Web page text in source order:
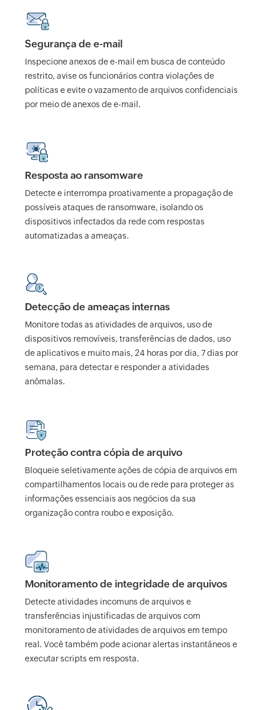
Segurança de e-mail
Inspecione anexos de e-mail em busca de conteúdo
restrito, avise os funcionários contra violações de
políticas e evite o vazamento de arquivos confidenciais
por meio de anexos de e-mail.
Resposta ao ransomware
Detecte e interrompa proativamente a propagação de
possíveis ataques de ransomware, isolando os
dispositivos infectados da rede com respostas
automatizadas a ameaças.
Detecção de ameaças internas
Monitore todas as atividades de arquivos, uso de
dispositivos removíveis, transferências de dados, uso
de aplicativos e muito mais, 24 horas por dia, 7 dias por
semana, para detectar e responder a atividades
anômalas.
Proteção contra cópia de arquivo
Bloqueie seletivamente ações de cópia de arquivos em
compartilhamentos locais ou de rede para proteger as
informações essenciais aos negócios da sua
organização contra roubo e exposição.
Monitoramento de integridade de arquivos
Detecte atividades incomuns de arquivos e
transferências injustificadas de arquivos com
monitoramento de atividades de arquivos em tempo
real. Você também pode acionar alertas instantâneos e
executar scripts em resposta.